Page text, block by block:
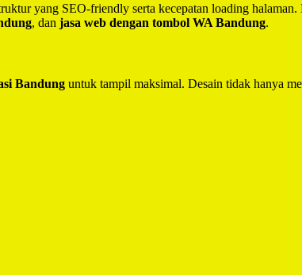
yang SEO-friendly serta kecepatan loading
, dan jasa web dengan tombol WA Bandung.
Bandung untuk tampil maksimal. Desain tidak hanya